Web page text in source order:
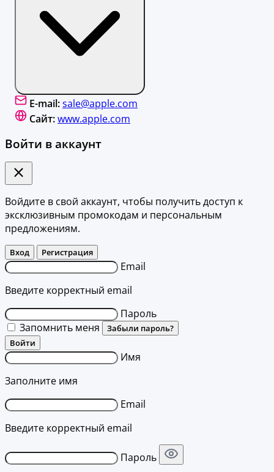
E-mail:sale@apple.com
Сайт:www.apple.com
Войти в аккаунт
Войдите в свой аккаунт, чтобы получить доступ к
эксклюзивным промокодам и персональным
предложениям.
Вход Регистрация
Email
Введите корректный email
Пароль
Запомнить меня
Забыли пароль?
Войти
Имя
Заполните имя
Email
Введите корректный email
Пароль